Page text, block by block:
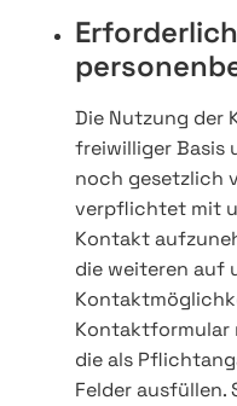
Die Nutzung
freiwilliger Basis
noch gesetzlich
verpflichtet mit
Kontakt
die weiteren auf
Kontaktformular
die als
Felder ausfüllen.